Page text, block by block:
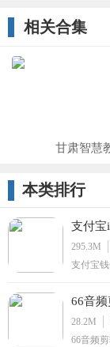
相关合集
甘肃智慧
本类排行
支付宝
295.3M
支付宝
当面付
66音频
28.2M
66音频